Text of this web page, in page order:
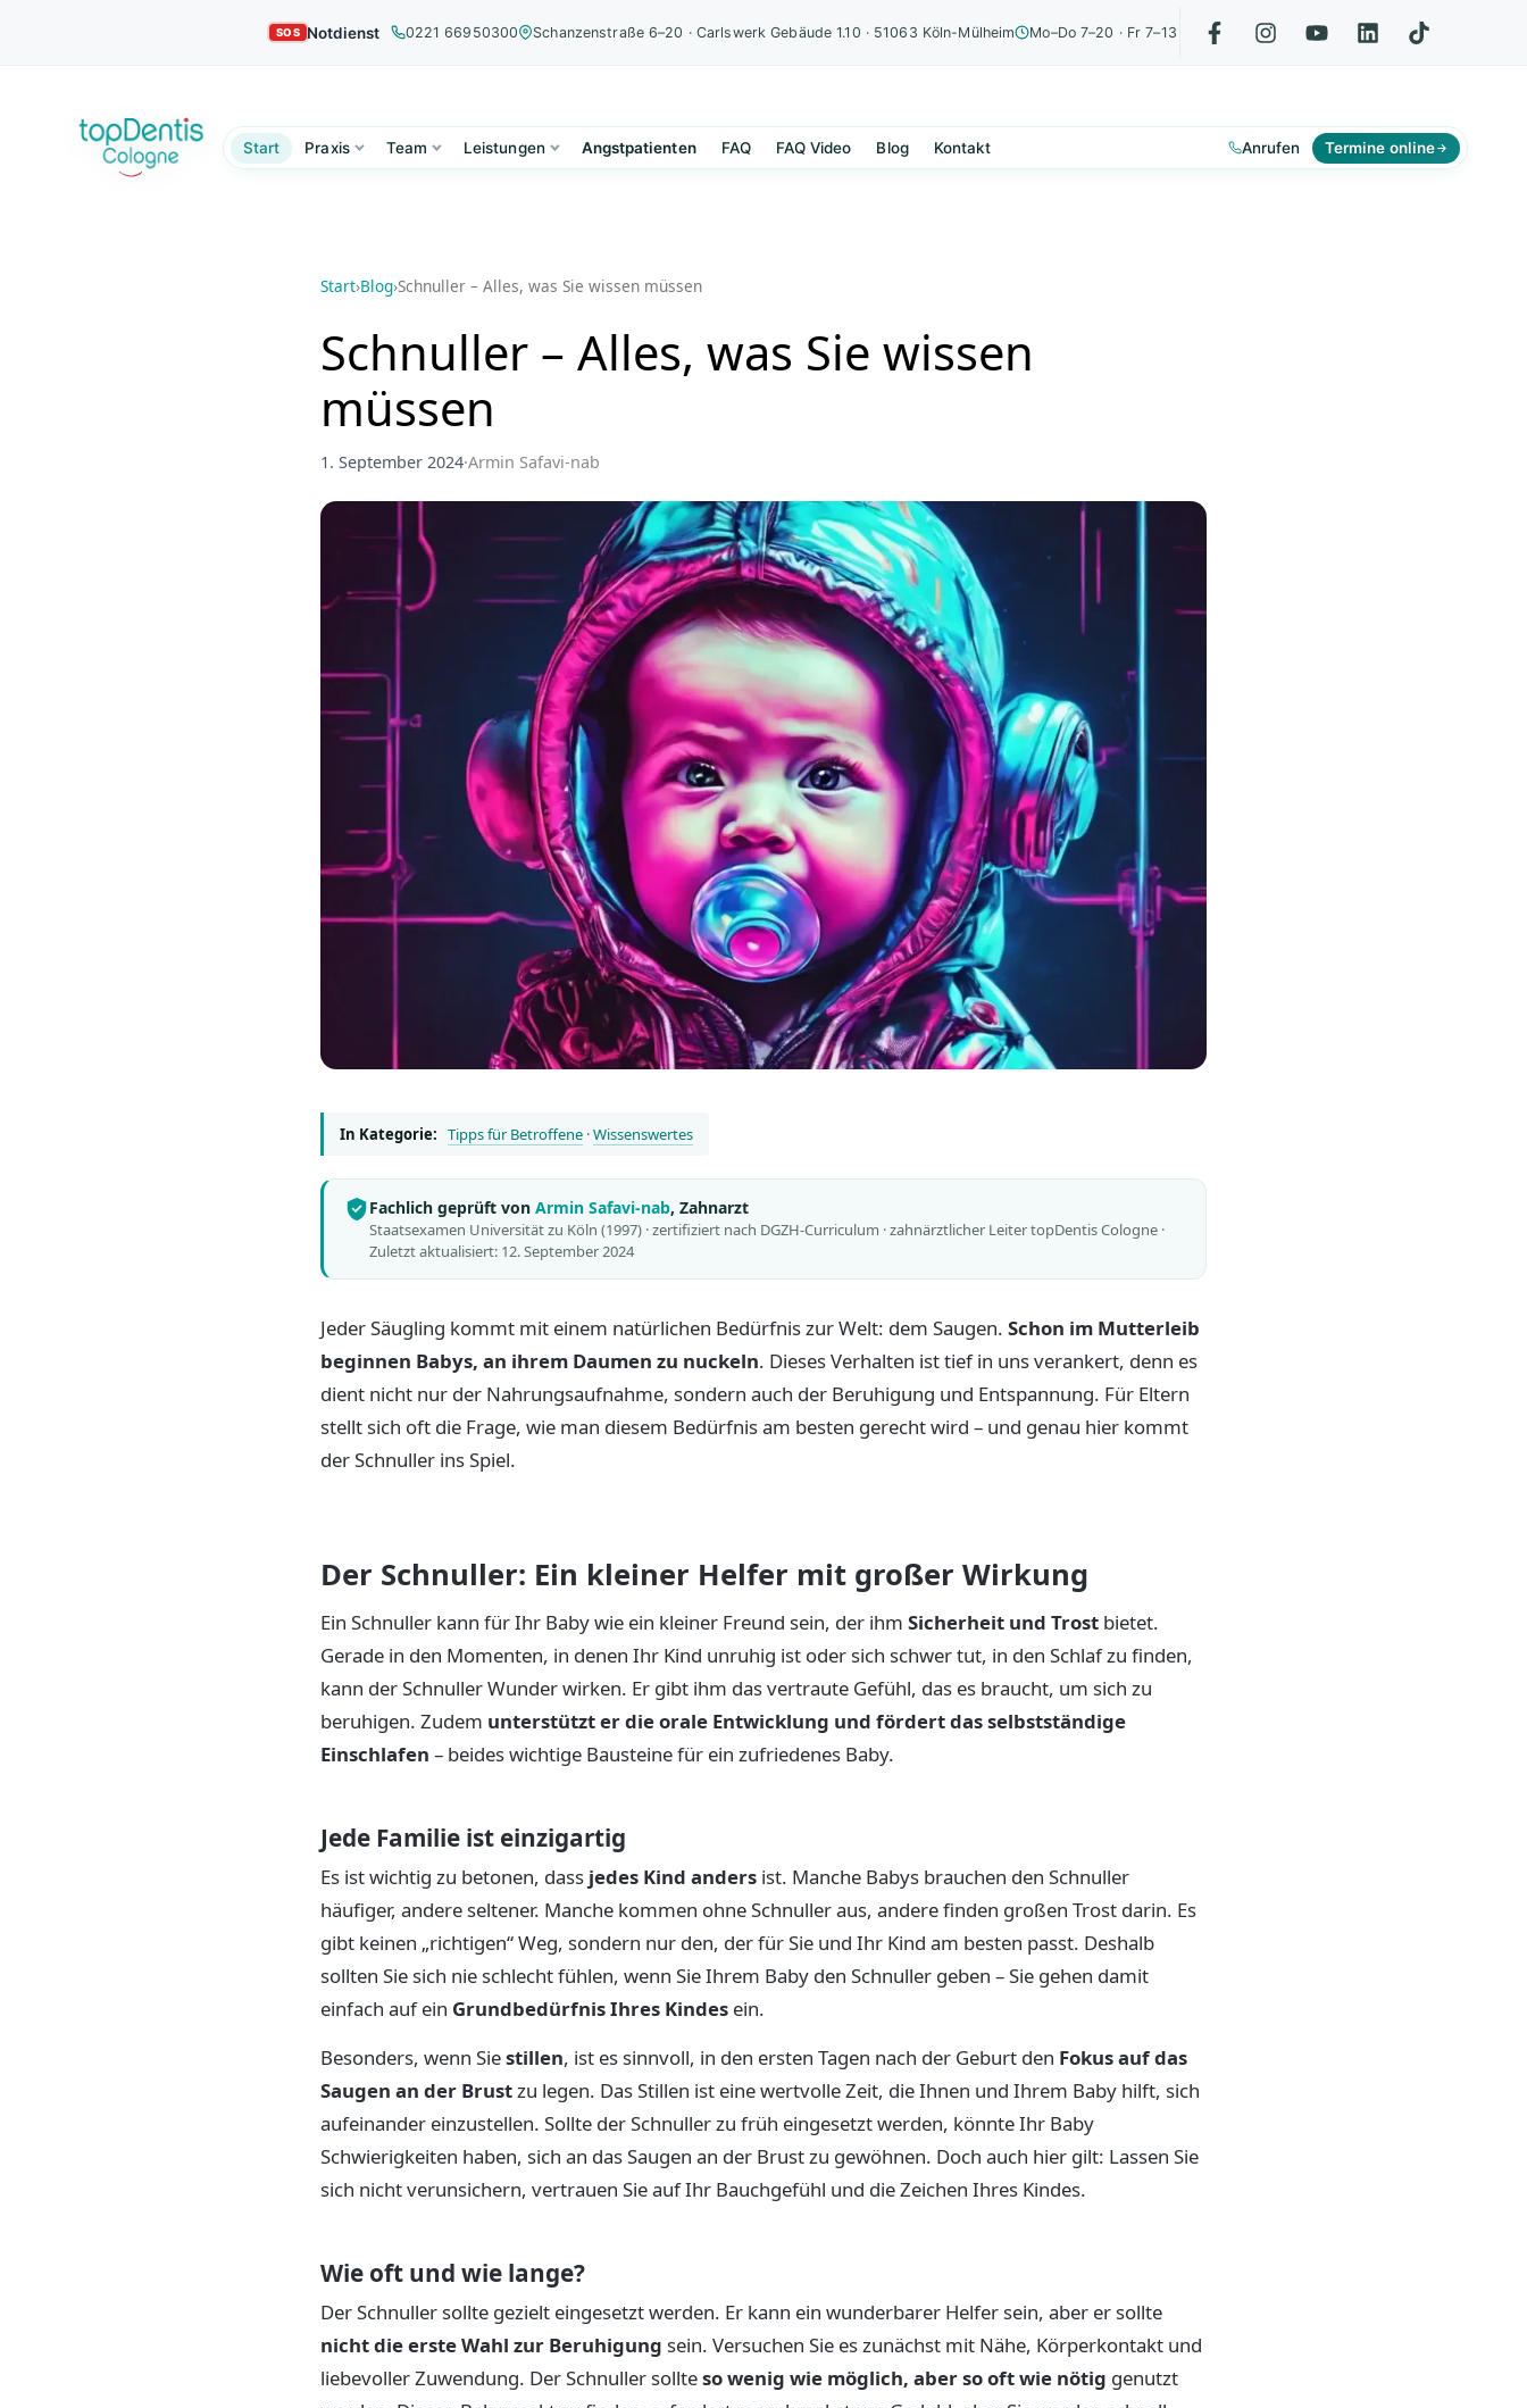
Notdienst 0221 66950300 Schanzenstraße 6–20 · Carlswerk Gebäude 1.10 · 51063 Köln-Mülheim Mo–Do 7–20 · Fr 7–13
Start Praxis Team Leistungen Angstpatienten FAQ FAQ Video Blog Kontakt Anrufen Termine online
Start›Blog›Schnuller – Alles, was Sie wissen müssen
Schnuller – Alles, was Sie wissen
müssen
1. September 2024·Armin Safavi-nab
In Kategorie: Tipps für Betroffene ·Wissenswertes
Fachlich geprüft von Armin Safavi-nab, Zahnarzt
Staatsexamen Universität zu Köln (1997) · zertifiziert nach DGZH-Curriculum · zahnärztlicher Leiter topDentis Cologne ·
Zuletzt aktualisiert: 12. September 2024
Jeder Säugling kommt mit einem natürlichen Bedürfnis zur Welt: dem Saugen. Schon im Mutterleib
beginnen Babys, an ihrem Daumen zu nuckeln. Dieses Verhalten ist tief in uns verankert, denn es
dient nicht nur der Nahrungsaufnahme, sondern auch der Beruhigung und Entspannung. Für Eltern
stellt sich oft die Frage, wie man diesem Bedürfnis am besten gerecht wird – und genau hier kommt
der Schnuller ins Spiel.
Der Schnuller: Ein kleiner Helfer mit großer Wirkung
Ein Schnuller kann für Ihr Baby wie ein kleiner Freund sein, der ihm Sicherheit und Trost bietet.
Gerade in den Momenten, in denen Ihr Kind unruhig ist oder sich schwer tut, in den Schlaf zu finden,
kann der Schnuller Wunder wirken. Er gibt ihm das vertraute Gefühl, das es braucht, um sich zu
beruhigen. Zudem unterstützt er die orale Entwicklung und fördert das selbstständige
Einschlafen – beides wichtige Bausteine für ein zufriedenes Baby.
Jede Familie ist einzigartig
Es ist wichtig zu betonen, dass jedes Kind anders ist. Manche Babys brauchen den Schnuller
häufiger, andere seltener. Manche kommen ohne Schnuller aus, andere finden großen Trost darin. Es
gibt keinen „richtigen“ Weg, sondern nur den, der für Sie und Ihr Kind am besten passt. Deshalb
sollten Sie sich nie schlecht fühlen, wenn Sie Ihrem Baby den Schnuller geben – Sie gehen damit
einfach auf ein Grundbedürfnis Ihres Kindes ein.
Besonders, wenn Siestillen, ist es sinnvoll, in den ersten Tagen nach der Geburt den Fokus auf das
Saugen an der Brustzu legen. Das Stillen ist eine wertvolle Zeit, die Ihnen und Ihrem Baby hilft, sich
aufeinander einzustellen. Sollte der Schnuller zu früh eingesetzt werden, könnte Ihr Baby
Schwierigkeiten haben, sich an das Saugen an der Brust zu gewöhnen. Doch auch hier gilt: Lassen Sie
sich nicht verunsichern, vertrauen Sie auf Ihr Bauchgefühl und die Zeichen Ihres Kindes.
Wie oft und wie lange?
Der Schnuller sollte gezielt eingesetzt werden. Er kann ein wunderbarer Helfer sein, aber er sollte
nicht die erste Wahl zur Beruhigung sein. Versuchen Sie es zunächst mit Nähe, Körperkontakt und
liebevoller Zuwendung. Der Schnuller sollteso wenig wie möglich, aber so oft wie nötig genutzt